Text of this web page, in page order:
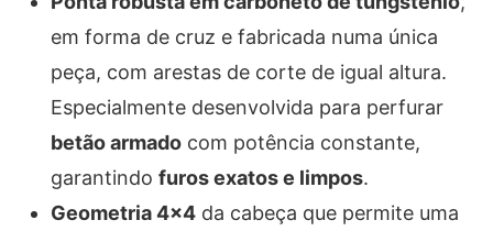
em forma de cruz e fabricada numa única
peça, com arestas de corte de igual altura.
Especialmente desenvolvida para perfurar
betão armado com potência constante,
garantindo furos exatos e limpos.
Geometria 4×4 da cabeça que permite uma